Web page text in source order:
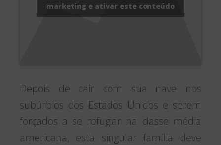
marketing e ativar este conteúdo
Depois de cair com sua nave nos
subúrbios dos Estados Unidos e serem
forçados a se refugiar na classe média
americana, esta singular família deve